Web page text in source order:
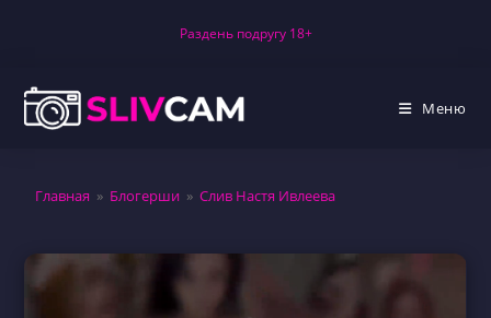
Раздень подругу 18+
Меню
Главная » Блогерши » Слив Настя Ивлеева